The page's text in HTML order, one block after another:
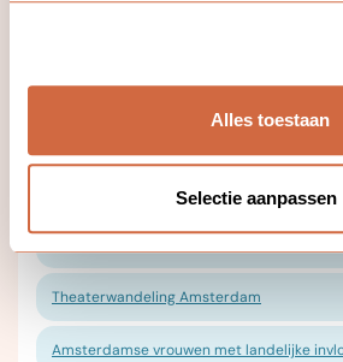
Alles toestaan
Selectie aanpassen
Ontdek Amsterdam te voet! Onze
bijzondere verhalen van de stad.
Langs de filosofentegels in hartje
Theaterwandeling Amsterdam
Amsterdamse vrouwen met landelijke